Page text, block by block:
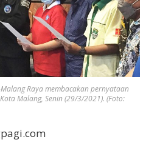
Raya membacakan pernyataan
Malang, Senin (29/3/2021). (Foto: